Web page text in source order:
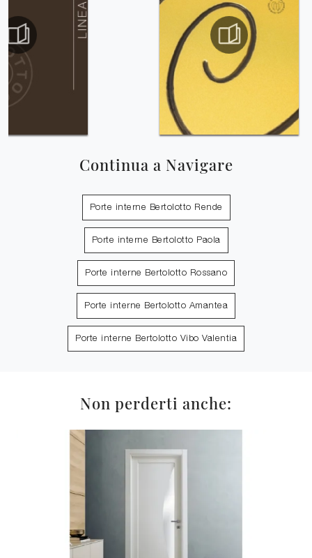
Continua a Navigare
Porte interne Bertolotto Rende
Porte interne Bertolotto Paola
Porte interne Bertolotto Rossano
Porte interne Bertolotto Amantea
Porte interne Bertolotto Vibo Valentia
Non perderti anche: